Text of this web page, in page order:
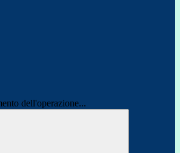
dell'operazione...